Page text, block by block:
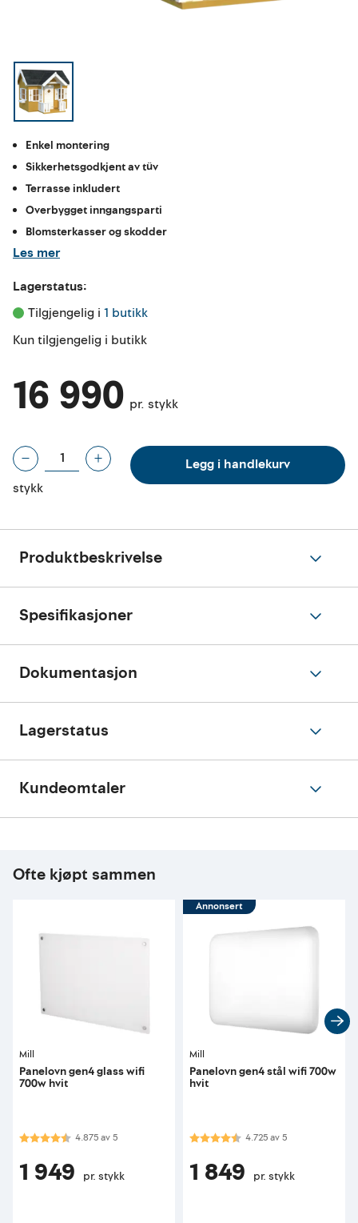
Enkel montering
Sikkerhetsgodkjent av tüv
Terrasse inkludert
Overbygget inngangsparti
Blomsterkasser og skodder
Les mer
Lagerstatus:
Tilgjengelig i 1 butikk
Kun tilgjengelig i butikk
16 990 pr. stykk
stykk
Legg i handlekurv
Produktbeskrivelse
Spesifikasjoner
Dokumentasjon
Lagerstatus
Kundeomtaler
Ofte kjøpt sammen
Mill
Panelovn gen4 glass wifi
700w hvit
Karakter:4.9 av 5 mulige
4.875av5
1 949 pr. stykk
Annonsert
Mill
Panelovn gen4 stål wifi 700w
hvit
Karakter:4.7 av 5 mulige
4.725av5
1 849 pr. stykk